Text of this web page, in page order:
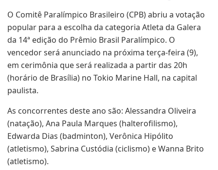
O Comitê Paralímpico Brasileiro (CPB) abriu a votação
popular para a escolha da categoria Atleta da Galera
da 14ª edição do Prêmio Brasil Paralímpico. O
vencedor será anunciado na próxima terça-feira (9),
em cerimônia que será realizada a partir das 20h
(horário de Brasília) no Tokio Marine Hall, na capital
paulista.
As concorrentes deste ano são: Alessandra Oliveira
(natação), Ana Paula Marques (halterofilismo),
Edwarda Dias (badminton), Verônica Hipólito
(atletismo), Sabrina Custódia (ciclismo) e Wanna Brito
(atletismo).